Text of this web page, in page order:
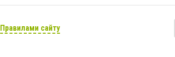
Правилами сайту